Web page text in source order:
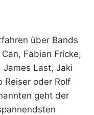
über Bands
Fabian Fricke,
James Last, Jaki
Reiser oder Rolf
geht der